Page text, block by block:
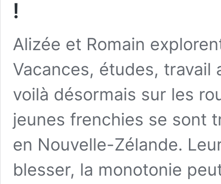
!
Alizée et Romain
Vacances, études,
voilà désormais sur les
jeunes frenchies se sont
en Nouvelle-Zélande.
blesser, la monotonie